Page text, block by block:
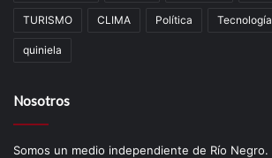
TURISMO CLIMA Política Tecnología
quiniela
Nosotros
Somos un medio independiente de Río Negro.